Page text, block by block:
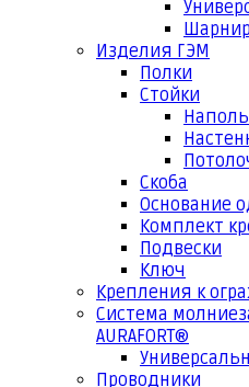
Изделия ГЭМ
Полки
Стойки
Скоба
Основание
Комплект
Подвески
Ключ
Крепления к
Система
AURAFORT®
Проводники